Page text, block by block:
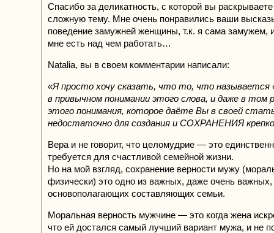
Спасибо за деликатность, с которой вы
сложную тему. Мне очень понравились ваши
поведение замужней женщины, т.к. я сама замужем,
мне есть над чем работать…
Natalia, вы в своем комментарии написали:
«Я просто хочу сказать, что то, что называется
в привычном понимании этого слова, и даже в том
этого понимания, которое даёте Вы в своей
недостаточно для создания и СОХРАНЕНИЯ
Вера и не говорит, что целомудрие — это
требуется для счастливой семейной жизни.
Но на мой взгляд, сохранение верности мужу
физически) это одно из важных, даже очень важных,
основополагающих составляющих семьи.
Моральная верность мужчине — это когда жена
что ей достался самый лучший вариант мужа, и не